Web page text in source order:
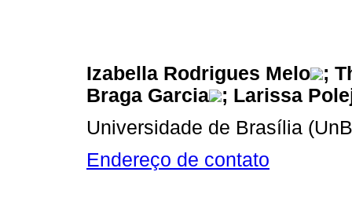
Izabella Rodrigues Melo
;
Braga Garcia
; Larissa
Universidade de Brasília
Endereço de contato